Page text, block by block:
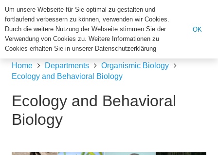
Institut für Biologie der
Search
for:
Home Departments
Organismic Biology
Ecology and Behavioral Biology
Ecology and Behavioral
Biology
Um unsere Webseite für Sie optimal zu gestalten und
fortlaufend verbessern zu können, verwenden wir Cookies.
Durch die weitere Nutzung der Webseite stimmen Sie der
Verwendung von Cookies zu. Weitere Informationen zu
Cookies erhalten Sie in unserer Datenschutzerklärung
OK